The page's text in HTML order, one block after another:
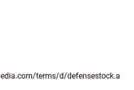
terms/d/defensestock.a